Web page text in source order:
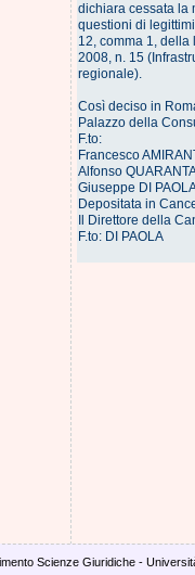
dichiara cessata la
questioni di
12, comma 1,
2008, n. 15
regionale).
Così deciso in
Palazzo della
F.to:
Francesco
Alfonso
Giuseppe DI
Depositata in
Il Direttore della
F.to: DI PAOLA
Scienze Giuridiche -